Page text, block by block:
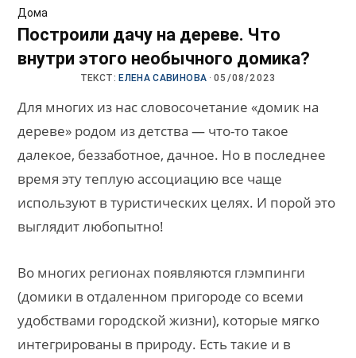
Дома
Построили дачу на дереве. Что
внутри этого необычного домика?
ТЕКСТ: ЕЛЕНА САВИНОВА ·05/08/2023
Для многих из нас словосочетание «домик на
дереве» родом из детства — что-то такое
далекое, беззаботное, дачное. Но в последнее
время эту теплую ассоциацию все чаще
используют в туристических целях. И порой это
выглядит любопытно!
Во многих регионах появляются глэмпинги
(домики в отдаленном пригороде со всеми
удобствами городской жизни), которые мягко
интегрированы в природу. Есть такие и в